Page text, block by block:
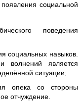
социальной
поведения
социальных навыков.
волнений является
ситуации;
опека со стороны
отчуждение.